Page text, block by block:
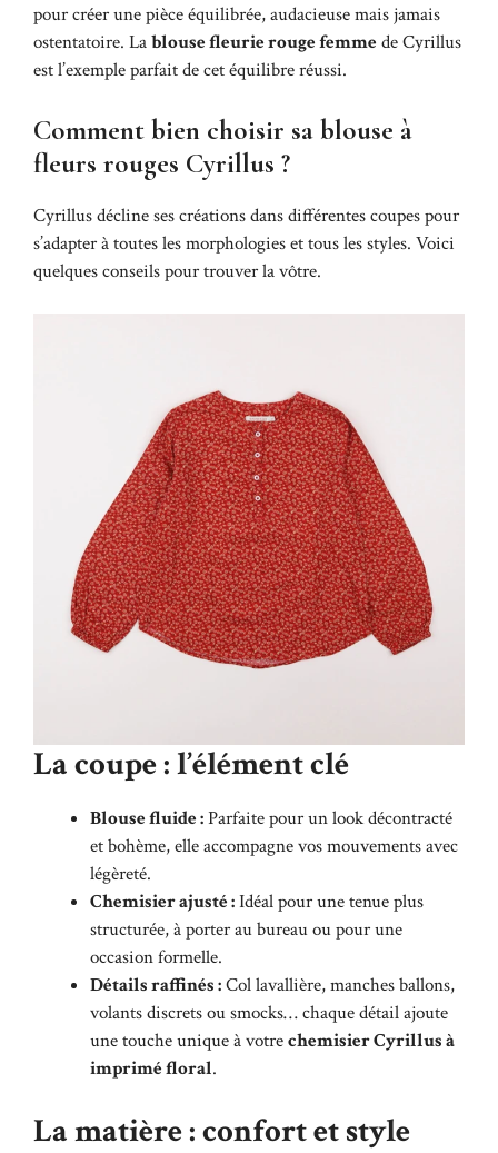
pour créer une pièce équilibrée, audacieuse mais jamais
ostentatoire. Lablouse fleurie rouge femmede Cyrillus
est l’exemple parfait de cet équilibre réussi.
Comment bien choisir sa blouse à
fleurs rouges Cyrillus ?
Cyrillus décline ses créations dans différentes coupes pour
s’adapter à toutes les morphologies et tous les styles. Voici
quelques conseils pour trouver la vôtre.
La coupe : l’élément clé
Blouse fluide :Parfaite pour un look décontracté
et bohème, elle accompagne vos mouvements avec
légèreté.
Chemisier ajusté :Idéal pour une tenue plus
structurée, à porter au bureau ou pour une
occasion formelle.
Détails raffinés :Col lavallière, manches ballons,
volants discrets ou smocks… chaque détail ajoute
une touche unique à votrechemisier Cyrillus à
imprimé floral.
La matière : confort et style